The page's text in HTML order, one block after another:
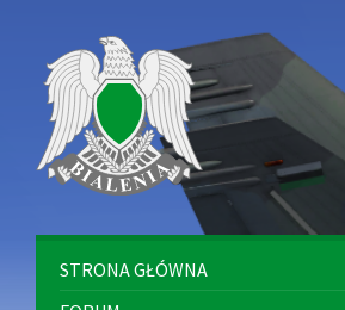
content
sidebar
STRONA GŁÓWNA